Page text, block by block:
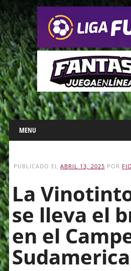
Main menu
Skip
to
content
MENU
PUBLICADO EL ABRIL 13, 2025 POR
La
se lleva el
en el